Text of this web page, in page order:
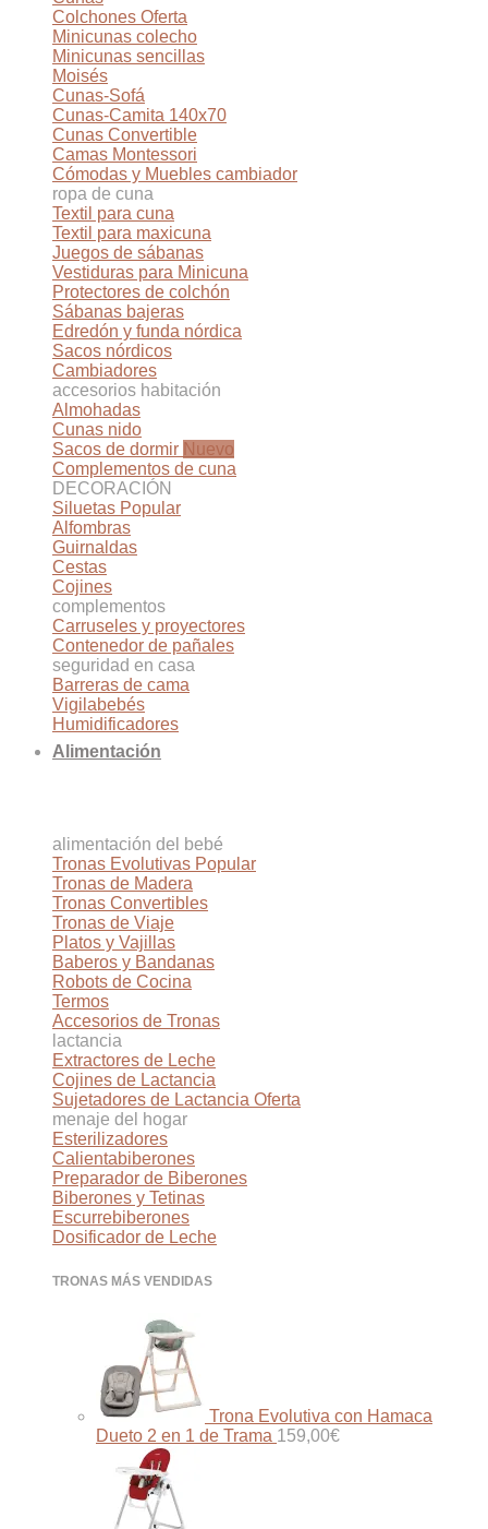
Colchones
Minicunas colecho
Minicunas sencillas
Moisés
Cunas-Sofá
Cunas-Camita 140x70
Cunas Convertible
Camas Montessori
Cómodas y Muebles cambiador
ropa de cuna
Textil para cuna
Textil para maxicuna
Juegos de sábanas
Vestiduras para Minicuna
Protectores de colchón
Sábanas bajeras
Edredón y funda nórdica
Sacos nórdicos
Cambiadores
accesorios habitación
Almohadas
Cunas nido
Sacos de dormir
Complementos de cuna
DECORACIÓN
Siluetas
Alfombras
Guirnaldas
Cestas
Cojines
complementos
Carruseles y proyectores
Contenedor de pañales
seguridad en casa
Barreras de cama
Vigilabebés
Humidificadores
Alimentación
alimentación del bebé
Tronas Evolutivas
Tronas de Madera
Tronas Convertibles
Tronas de Viaje
Platos y Vajillas
Baberos y Bandanas
Robots de Cocina
Termos
Accesorios de Tronas
lactancia
Extractores de Leche
Cojines de Lactancia
Sujetadores de Lactancia
menaje del hogar
Esterilizadores
Calientabiberones
Preparador de Biberones
Biberones y Tetinas
Escurrebiberones
Dosificador de Leche
TRONAS MÁS VENDIDAS
Trona Evolutiva con Hamaca
Dueto 2 en 1 de Trama 159,00€